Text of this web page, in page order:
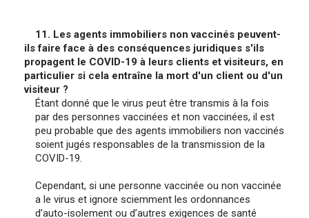
11. Les agents immobiliers non vaccinés peuvent-
ils faire face à des conséquences juridiques s'ils
propagent le COVID-19 à leurs clients et visiteurs, en
particulier si cela entraîne la mort d'un client ou d'un
visiteur ?
Étant donné que le virus peut être transmis à la fois
par des personnes vaccinées et non vaccinées, il est
peu probable que des agents immobiliers non vaccinés
soient jugés responsables de la transmission de la
COVID-19.
Cependant, si une personne vaccinée ou non vaccinée
a le virus et ignore sciemment les ordonnances
d’auto-isolement ou d’autres exigences de santé